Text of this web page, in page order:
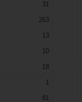
31
263
13
10
18
1
81